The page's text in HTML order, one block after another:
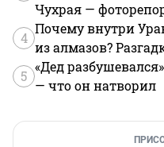
Чухрая —
4
Почему внутри
из алмазов?
5
«Дед
— что он натворил